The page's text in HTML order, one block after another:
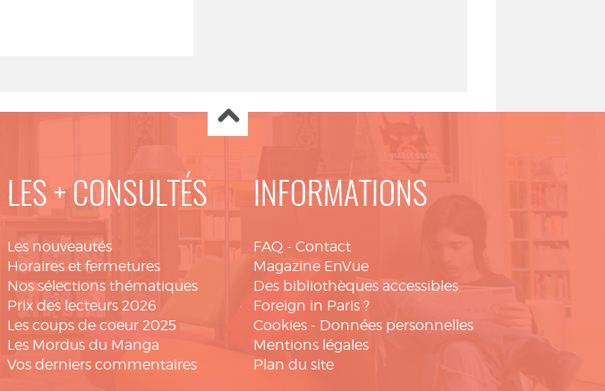
LES + CONSULTÉS
Les nouveautés
Horaires et fermetures
Nos sélections thématiques
Prix des lecteurs 2026
Les coups de coeur 2025
Les Mordus du Manga
Vos derniers commentaires
INFORMATIONS
FAQ - Contact
Magazine EnVue
Des bibliothèques accessibles
Foreign in Paris ?
Cookies - Données personnelles
Mentions légales
Plan du site